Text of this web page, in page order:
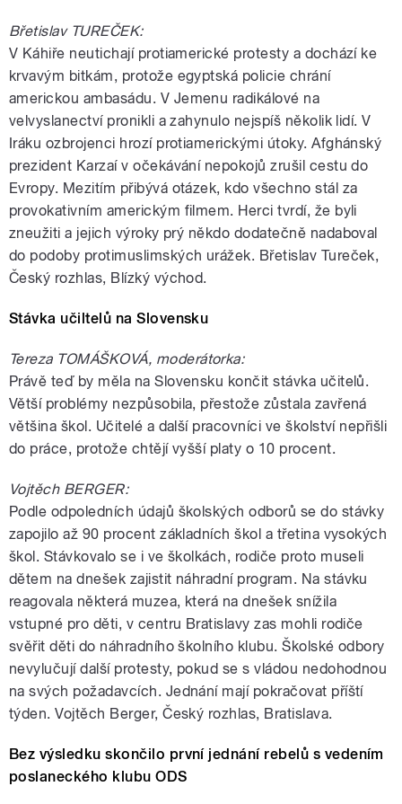
Břetislav TUREČEK:
V Káhiře neutichají protiamerické protesty a dochází ke
krvavým bitkám, protože egyptská policie chrání
americkou ambasádu. V Jemenu radikálové na
velvyslanectví pronikli a zahynulo nejspíš několik lidí. V
Iráku ozbrojenci hrozí protiamerickými útoky. Afghánský
prezident Karzaí v očekávání nepokojů zrušil cestu do
Evropy. Mezitím přibývá otázek, kdo všechno stál za
provokativním americkým filmem. Herci tvrdí, že byli
zneužiti a jejich výroky prý někdo dodatečně nadaboval
do podoby protimuslimských urážek. Břetislav Tureček,
Český rozhlas, Blízký východ.
Stávka učiltelů na Slovensku
Tereza TOMÁŠKOVÁ, moderátorka:
Právě teď by měla na Slovensku končit stávka učitelů.
Větší problémy nezpůsobila, přestože zůstala zavřená
většina škol. Učitelé a další pracovníci ve školství nepřišli
do práce, protože chtějí vyšší platy o 10 procent.
Vojtěch BERGER:
Podle odpoledních údajů školských odborů se do stávky
zapojilo až 90 procent základních škol a třetina vysokých
škol. Stávkovalo se i ve školkách, rodiče proto museli
dětem na dnešek zajistit náhradní program. Na stávku
reagovala některá muzea, která na dnešek snížila
vstupné pro děti, v centru Bratislavy zas mohli rodiče
svěřit děti do náhradního školního klubu. Školské odbory
nevylučují další protesty, pokud se s vládou nedohodnou
na svých požadavcích. Jednání mají pokračovat příští
týden. Vojtěch Berger, Český rozhlas, Bratislava.
Bez výsledku skončilo první jednání rebelů s vedením
poslaneckého klubu ODS